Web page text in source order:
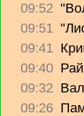
09:52
09:51
09:41
09:40
09:32
09:26